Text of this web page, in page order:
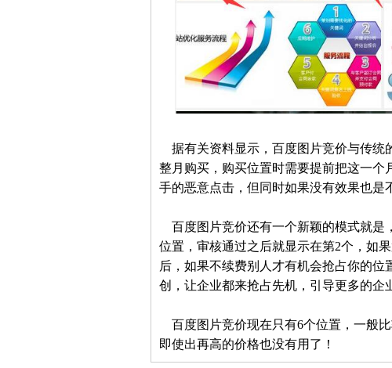
据有关资料显示，百度图片竞价与传统
整月购买，购买位置时需要提前把这一
手的恶意点击，但同时如果没有效果也是
百度图片竞价还有一个新颖的模式就是
位置，审核通过之后就显示在第2个，如
后，如果不续费别人才有机会抢占你的
创，让企业都来抢占先机，引导更多的企
百度图片竞价现在只有6个位置，一般
即使出再高的价格也没有用了！